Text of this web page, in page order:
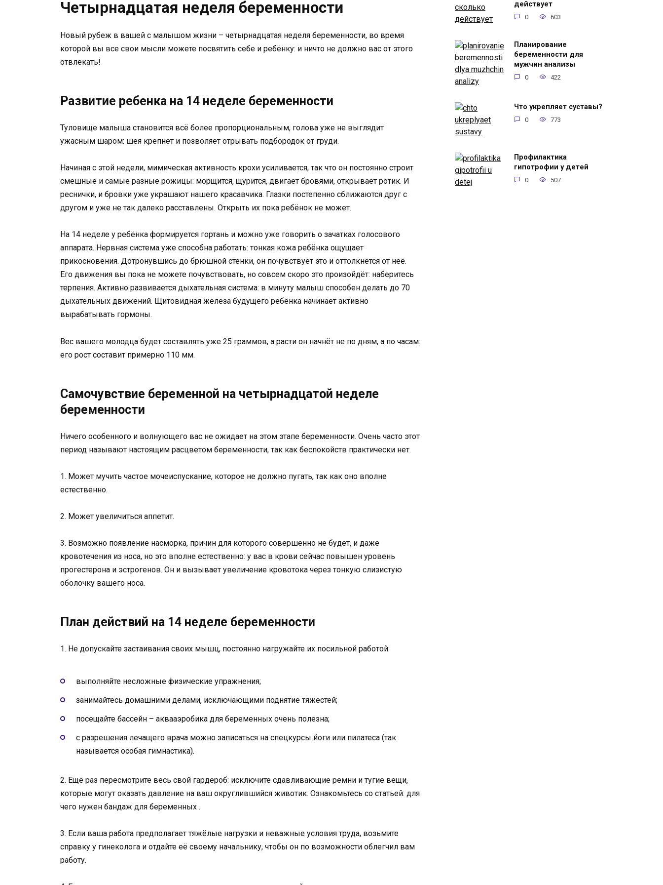
Четырнадцатая неделя беременности
Новый рубеж в вашей с малышом жизни – четырнадцатая неделя беременности, во время
которой вы все свои мысли можете посвятить себе и ребёнку: и ничто не должно вас от этого
отвлекать!
Развитие ребенка на 14 неделе беременности
Туловище малыша становится всё более пропорциональным, голова уже не выглядит
ужасным шаром: шея крепнет и позволяет отрывать подбородок от груди.
Начиная с этой недели, мимическая активность крохи усиливается, так что он постоянно строит
смешные и самые разные рожицы: морщится, щурится, двигает бровями, открывает ротик. И
реснички, и бровки уже украшают нашего красавчика. Глазки постепенно сближаются друг с
другом и уже не так далеко расставлены. Открыть их пока ребёнок не может.
На 14 неделе у ребёнка формируется гортань и можно уже говорить о зачатках голосового
аппарата. Нервная система уже способна работать: тонкая кожа ребёнка ощущает
прикосновения. Дотронувшись до брюшной стенки, он почувствует это и оттолкнётся от неё.
Его движения вы пока не можете почувствовать, но совсем скоро это произойдёт: наберитесь
терпения. Активно развивается дыхательная система: в минуту малыш способен делать до 70
дыхательных движений. Щитовидная железа будущего ребёнка начинает активно
вырабатывать гормоны.
Вес вашего молодца будет составлять уже 25 граммов, а расти он начнёт не по дням, а по часам:
его рост составит примерно 110 мм.
Самочувствие беременной на четырнадцатой неделе
беременности
Ничего особенного и волнующего вас не ожидает на этом этапе беременности. Очень часто этот
период называют настоящим расцветом беременности, так как беспокойств практически нет.
1. Может мучить частое мочеиспускание, которое не должно пугать, так как оно вполне
естественно.
2. Может увеличиться аппетит.
3. Возможно появление насморка, причин для которого совершенно не будет, и даже
кровотечения из носа, но это вполне естественно: у вас в крови сейчас повышен уровень
прогестерона и эстрогенов. Он и вызывает увеличение кровотока через тонкую слизистую
оболочку вашего носа.
План действий на 14 неделе беременности
1. Не допускайте застаивания своих мышц, постоянно нагружайте их посильной работой:
выполняйте несложные физические упражнения;
занимайтесь домашними делами, исключающими поднятие тяжестей;
посещайте бассейн – аквааэробика для беременных очень полезна;
с разрешения лечащего врача можно записаться на спецкурсы йоги или пилатеса (так
называется особая гимнастика).
2. Ещё раз пересмотрите весь свой гардероб: исключите сдавливающие ремни и тугие вещи,
которые могут оказать давление на ваш округлившийся животик. Ознакомьтесь со статьей: для
чего нужен бандаж для беременных .
3. Если ваша работа предполагает тяжёлые нагрузки и неважные условия труда, возьмите
справку у гинеколога и отдайте её своему начальнику, чтобы он по возможности облегчил вам
работу.
действует
0 603
Планирование
беременности для
мужчин анализы
0 422
Что укрепляет суставы?
0 773
Профилактика
гипотрофии у детей
0 507